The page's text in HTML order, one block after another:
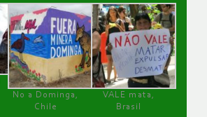
No a Dominga,
Chile
VALE mata,
Brasil